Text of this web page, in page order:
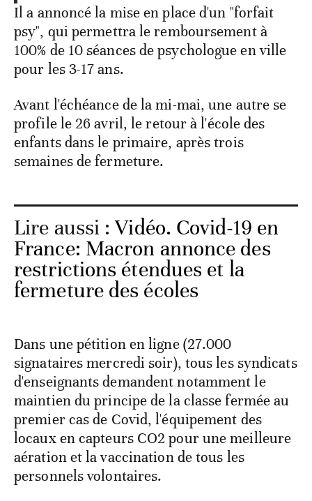
Il a annoncé la mise en place d'un "forfait
psy", qui permettra le remboursement à
100% de 10 séances de psychologue en ville
pour les 3-17 ans.
Avant l'échéance de la mi-mai, une autre se
profile le 26 avril, le retour à l'école des
enfants dans le primaire, après trois
semaines de fermeture.
Lire aussi :Vidéo. Covid-19 en
France: Macron annonce des
restrictions étendues et la
fermeture des écoles
Dans une pétition en ligne (27.000
signataires mercredi soir), tous les syndicats
d'enseignants demandent notamment le
maintien du principe de la classe fermée au
premier cas de Covid, l'équipement des
locaux en capteurs CO2 pour une meilleure
aération et la vaccination de tous les
personnels volontaires.